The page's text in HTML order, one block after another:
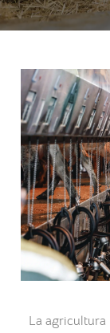
La agricultura